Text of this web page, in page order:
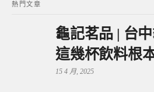
熱門文章
龜記茗品 | 台
這幾杯飲料根
15 4 月, 2025